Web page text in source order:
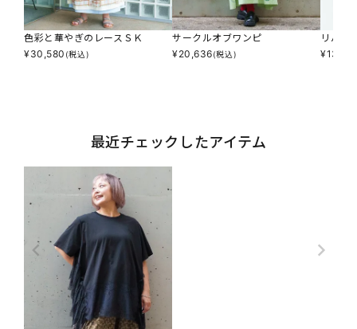
色彩と華やぎのレースＳＫ
¥30,580 (税込)
サークルオブワンピ
¥20,636(税込)
リバー
¥
最近チェックしたアイテム